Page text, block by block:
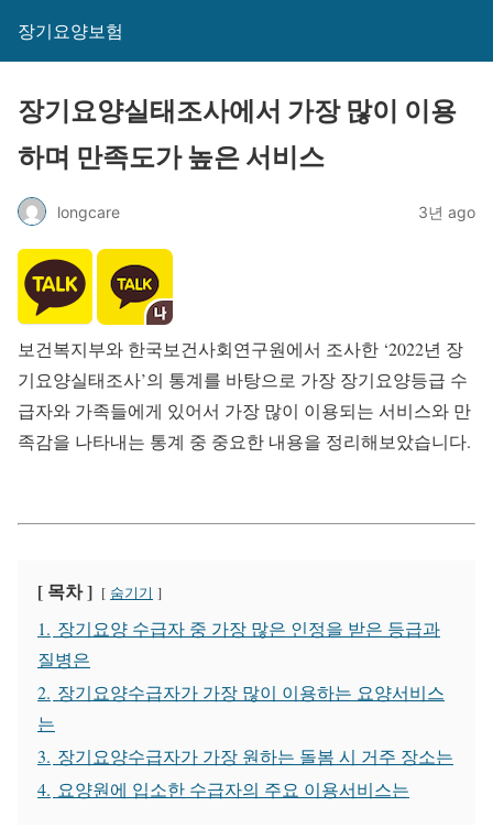
장기요양보험
장기요양실태조사에서 가장 많이 이용
하며 만족도가 높은 서비스
longcare 3년 ago
보건복지부와 한국보건사회연구원에서 조사한 ‘2022년 장
기요양실태조사’의 통계를 바탕으로 가장 장기요양등급 수
급자와 가족들에게 있어서 가장 많이 이용되는 서비스와 만
족감을 나타내는 통계 중 중요한 내용을 정리해보았습니다.
[ 목차 ] 숨기기
1. 장기요양 수급자 중 가장 많은 인정을 받은 등급과
질병은
2. 장기요양수급자가 가장 많이 이용하는 요양서비스
는
3. 장기요양수급자가 가장 원하는 돌봄 시 거주 장소는
4. 요양원에 입소한 수급자의 주요 이용서비스는